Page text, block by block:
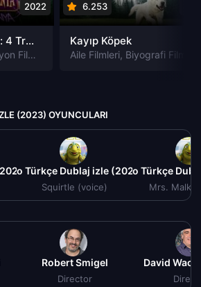
2022
Otel Transilvanya: 4 Transformanya izle
Filmleri Fantastik Filmleri,Komedi
6.253
Kayıp Köpek
Aile Filmleri, Biyografi Filmleri
(2023) OYUNCULARI
Leo Türkçe Dublaj izle (2023)
Squirtle (voice)
Leo Türkçe
Mrs.
Robert Smigel
Director
David